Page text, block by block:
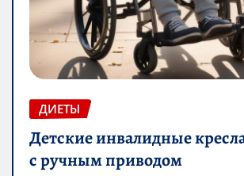
ДИЕТЫ
Детские инвалидные
с ручным приводом